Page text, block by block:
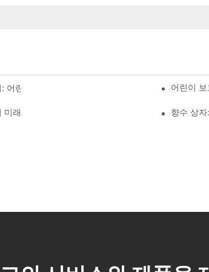
어린이의 안전 확보 어린이
미래 향수 상